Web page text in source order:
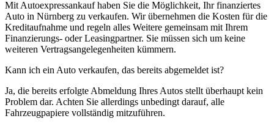
Mit Autoexpressankauf haben Sie die Möglichkeit, Ihr finanziertes
Auto in Nürnberg zu verkaufen. Wir übernehmen die Kosten für die
Kreditaufnahme und regeln alles Weitere gemeinsam mit Ihrem
Finanzierungs- oder Leasingpartner. Sie müssen sich um keine
weiteren Vertragsangelegenheiten kümmern.
Kann ich ein Auto verkaufen, das bereits abgemeldet ist?
Ja, die bereits erfolgte Abmeldung Ihres Autos stellt überhaupt kein
Problem dar. Achten Sie allerdings unbedingt darauf, alle
Fahrzeugpapiere vollständig mitzuführen.